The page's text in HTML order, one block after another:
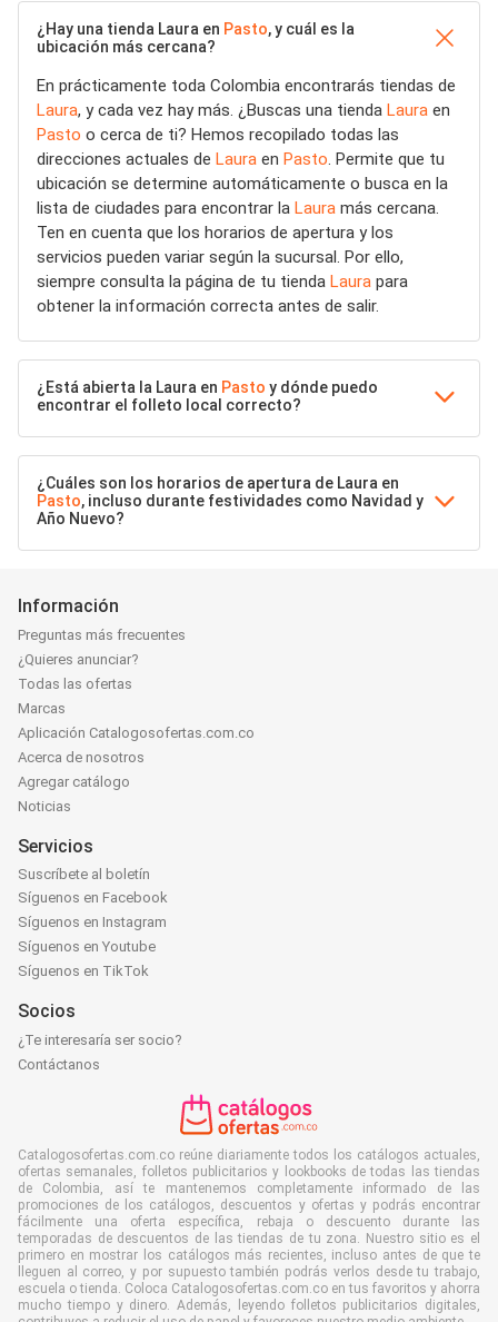
¿Hay una tienda Laura en Pasto, y cuál es la
ubicación más cercana?
En prácticamente toda Colombia encontrarás tiendas de
Laura, y cada vez hay más. ¿Buscas una tienda Laura en
Pasto o cerca de ti? Hemos recopilado todas las
direcciones actuales de Laura en Pasto. Permite que tu
ubicación se determine automáticamente o busca en la
lista de ciudades para encontrar la Laura más cercana.
Ten en cuenta que los horarios de apertura y los
servicios pueden variar según la sucursal. Por ello,
siempre consulta la página de tu tienda Laura para
obtener la información correcta antes de salir.
¿Está abierta la Laura en Pasto y dónde puedo
encontrar el folleto local correcto?
¿Cuáles son los horarios de apertura de Laura en
Pasto, incluso durante festividades como Navidad y
Año Nuevo?
Información
Preguntas más frecuentes
¿Quieres anunciar?
Todas las ofertas
Marcas
Aplicación Catalogosofertas.com.co
Acerca de nosotros
Agregar catálogo
Noticias
Servicios
Suscríbete al boletín
Síguenos en Facebook
Síguenos en Instagram
Síguenos en Youtube
Síguenos en TikTok
Socios
¿Te interesaría ser socio?
Contáctanos
Catalogosofertas.com.co reúne diariamente todos los catálogos actuales,
ofertas semanales, folletos publicitarios y lookbooks de todas las tiendas
de Colombia, así te mantenemos completamente informado de las
promociones de los catálogos, descuentos y ofertas y podrás encontrar
fácilmente una oferta específica, rebaja o descuento durante las
temporadas de descuentos de las tiendas de tu zona. Nuestro sitio es el
primero en mostrar los catálogos más recientes, incluso antes de que te
lleguen al correo, y por supuesto también podrás verlos desde tu trabajo,
escuela o tienda. Coloca Catalogosofertas.com.co en tus favoritos y ahorra
mucho tiempo y dinero. Además, leyendo folletos publicitarios digitales,